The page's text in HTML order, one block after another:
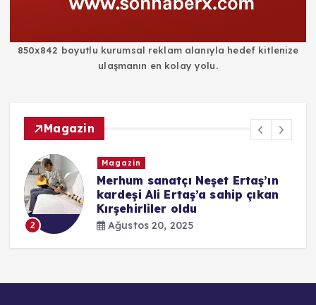
850x842 boyutlu kurumsal reklam alanıyla hedef kitlenize
ulaşmanın en kolay yolu.
Magazin
2
Magazin
Merhum sanatçı Neşet Ertaş’ın
kardeşi Ali Ertaş’a sahip çıkan
Kırşehirliler oldu
Ağustos 20, 2025